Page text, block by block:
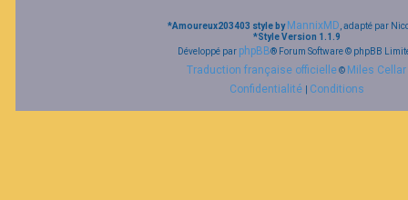
*Amoureux203403 style byMannixMD , adapté par
*Style Version 1.1.9
Développé par phpBB® Forum Software © phpBB
Traduction française officielle© Miles Cellar
Confidentialité
Conditions